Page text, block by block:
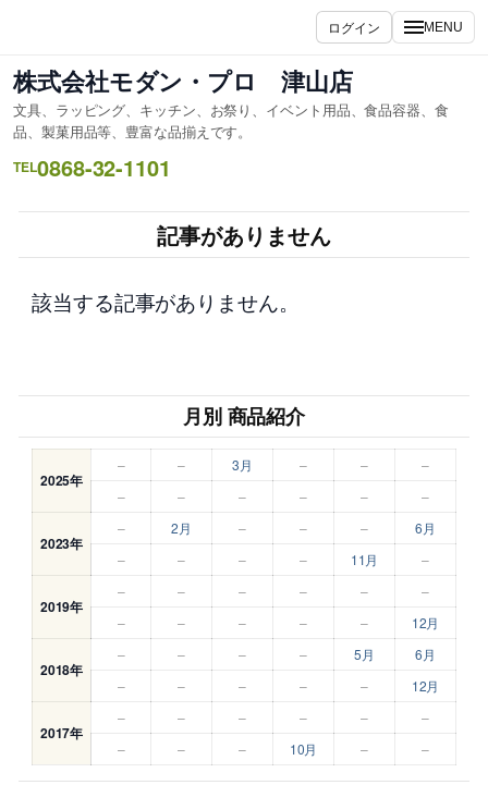
を
ス
キ
ッ
プ
ログイン MENU
株式会社モダン・プロ 津山店
文具、ラッピング、キッチン、お祭り、イベント用品、食品容器、食
品、製菓用品等、豊富な品揃えです。
TEL0868-32-1101
記事がありません
該当する記事がありません。
月別 商品紹介
2025年
– – 3月 – –
–
–
– – – – –
2023年
– 2月 – – –
6月
–
– – – 11月 –
2019年
– – – – –
–
–
– – – – 12月
2018年
– – – – 5月
6月
–
– – – – 12月
2017年
– – – – –
–
–
– – 10月 – –